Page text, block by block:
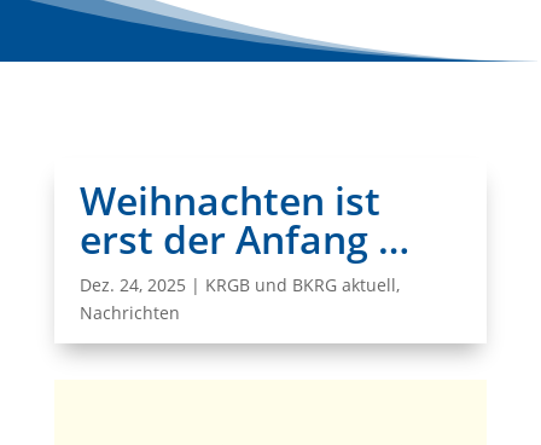
Weihnachten ist
erst der Anfang …
Dez. 24, 2025 | KRGB und BKRG aktuell,
Nachrichten